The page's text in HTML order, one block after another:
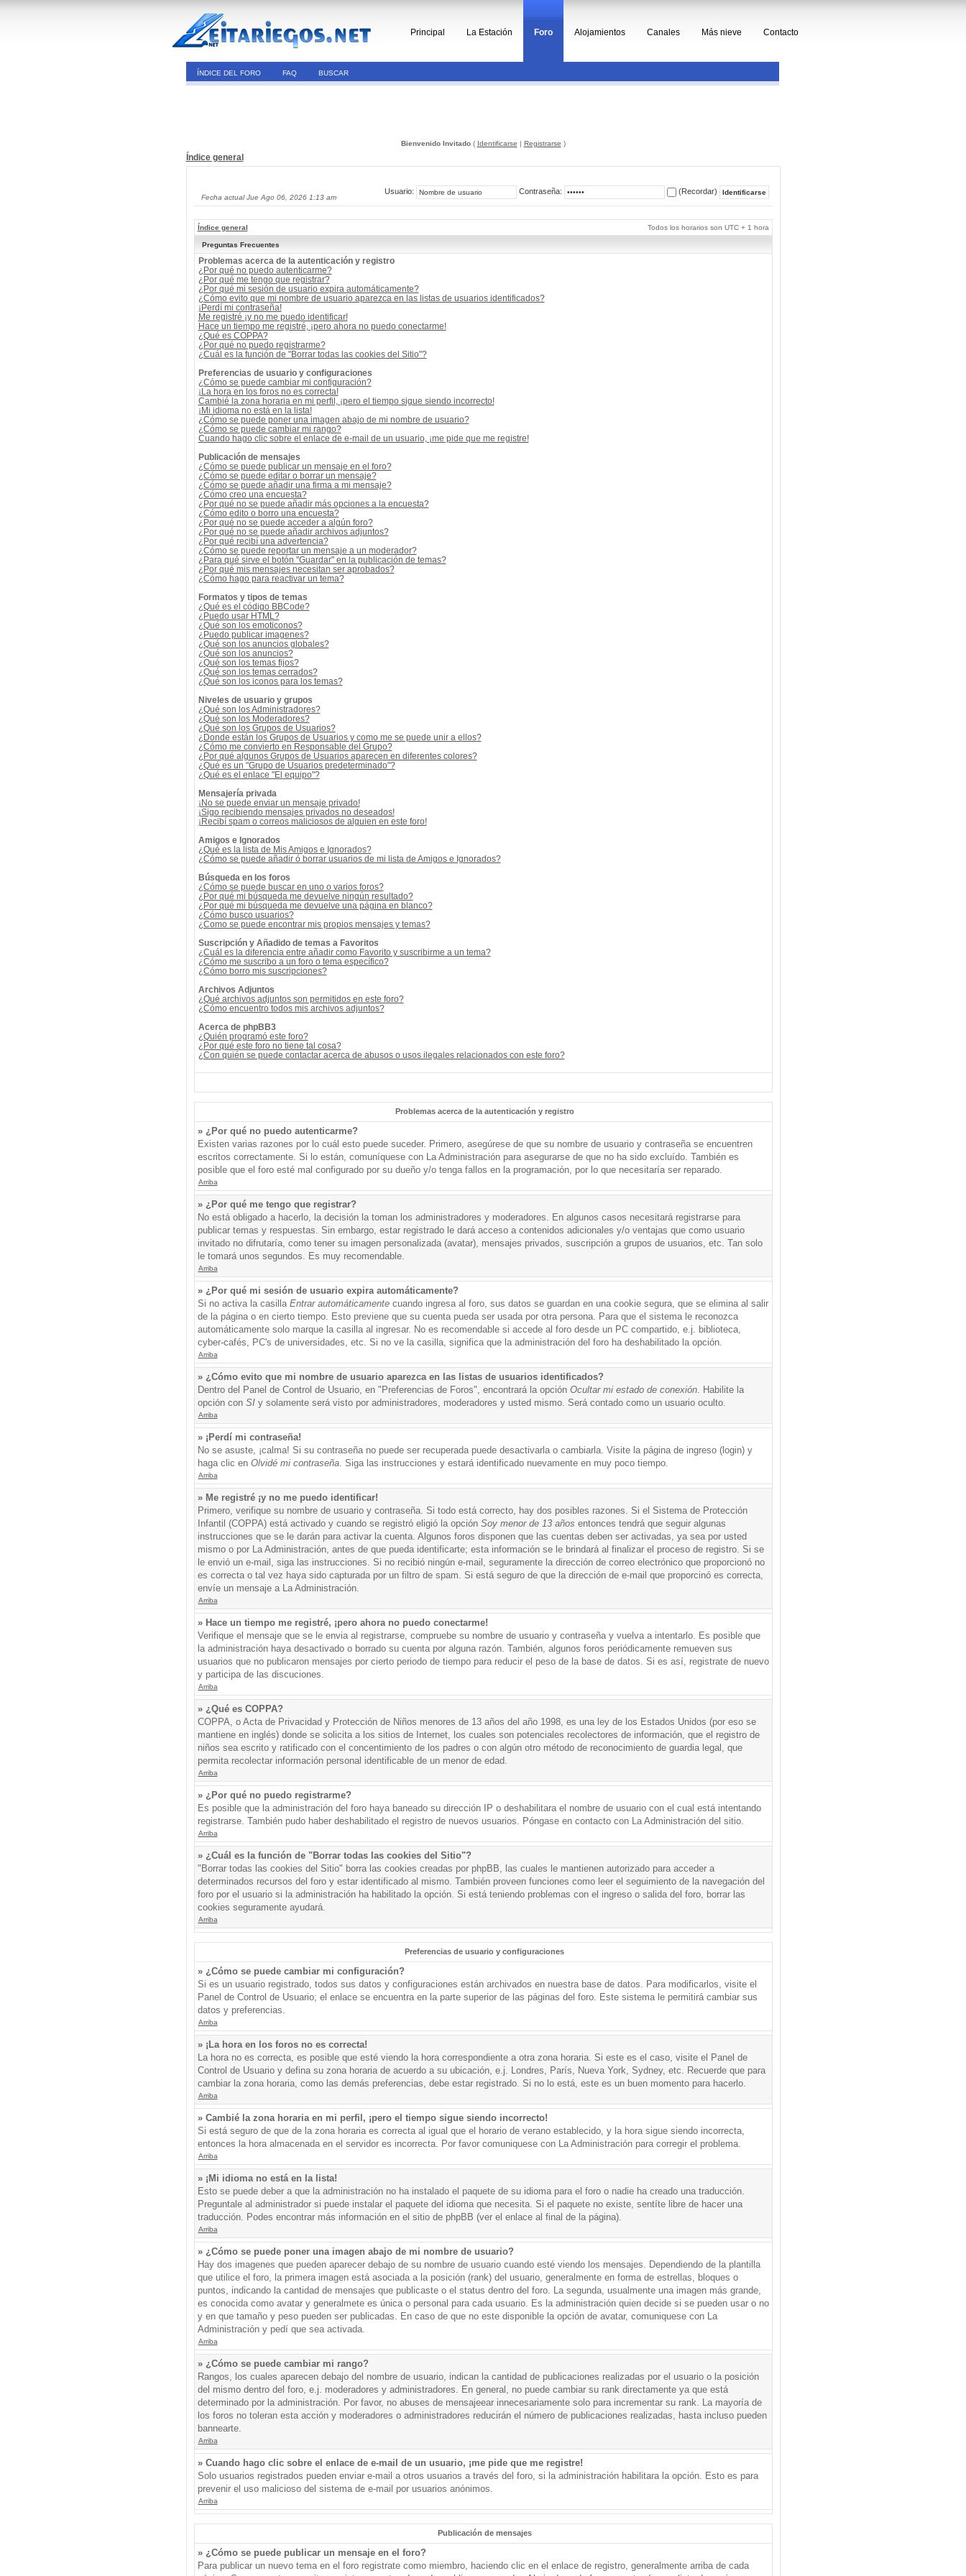
Principal La Estación Foro Alojamientos Canales Más nieve Contacto
ÍNDICE DEL FORO FAQ BUSCAR
Bienvenido Invitado( Identificarse | Registrarse )
Índice general
Fecha actual Jue Ago 06, 2026 1:13 am
Usuario: Contraseña: (Recordar)
Índice general Todos los horarios son UTC + 1 hora
Preguntas Frecuentes
Problemas acerca de la autenticación y registro
¿Por qué no puedo autenticarme?
¿Por qué me tengo que registrar?
¿Por qué mi sesión de usuario expira automáticamente?
¿Cómo evito que mi nombre de usuario aparezca en las listas de usuarios identificados?
¡Perdí mi contraseña!
Me registré ¡y no me puedo identificar!
Hace un tiempo me registré, ¡pero ahora no puedo conectarme!
¿Qué es COPPA?
¿Por qué no puedo registrarme?
¿Cuál es la función de "Borrar todas las cookies del Sitio"?
Preferencias de usuario y configuraciones
¿Cómo se puede cambiar mi configuración?
¡La hora en los foros no es correcta!
Cambié la zona horaria en mi perfil, ¡pero el tiempo sigue siendo incorrecto!
¡Mi idioma no está en la lista!
¿Cómo se puede poner una imagen abajo de mi nombre de usuario?
¿Cómo se puede cambiar mi rango?
Cuando hago clic sobre el enlace de e-mail de un usuario, ¡me pide que me registre!
Publicación de mensajes
¿Cómo se puede publicar un mensaje en el foro?
¿Cómo se puede editar o borrar un mensaje?
¿Cómo se puede añadir una firma a mi mensaje?
¿Cómo creo una encuesta?
¿Por qué no se puede añadir más opciones a la encuesta?
¿Cómo edito o borro una encuesta?
¿Por qué no se puede acceder a algún foro?
¿Por qué no se puede añadir archivos adjuntos?
¿Por qué recibí una advertencia?
¿Cómo se puede reportar un mensaje a un moderador?
¿Para qué sirve el botón "Guardar" en la publicación de temas?
¿Por qué mis mensajes necesitan ser aprobados?
¿Cómo hago para reactivar un tema?
Formatos y tipos de temas
¿Qué es el código BBCode?
¿Puedo usar HTML?
¿Qué son los emoticonos?
¿Puedo publicar imagenes?
¿Qué son los anuncios globales?
¿Qué son los anuncios?
¿Qué son los temas fijos?
¿Qué son los temas cerrados?
¿Qué son los iconos para los temas?
Niveles de usuario y grupos
¿Qué son los Administradores?
¿Qué son los Moderadores?
¿Qué son los Grupos de Usuarios?
¿Donde están los Grupos de Usuarios y como me se puede unir a ellos?
¿Cómo me convierto en Responsable del Grupo?
¿Por qué algunos Grupos de Usuarios aparecen en diferentes colores?
¿Qué es un "Grupo de Usuarios predeterminado"?
¿Qué es el enlace "El equipo"?
Mensajería privada
¡No se puede enviar un mensaje privado!
¡Sigo recibiendo mensajes privados no deseados!
¡Recibí spam o correos maliciosos de alguien en este foro!
Amigos e Ignorados
¿Qué es la lista de Mis Amigos e Ignorados?
¿Cómo se puede añadir ó borrar usuarios de mi lista de Amigos e Ignorados?
Búsqueda en los foros
¿Cómo se puede buscar en uno o varios foros?
¿Por qué mi búsqueda me devuelve ningún resultado?
¿Por qué mi búsqueda me devuelve una página en blanco?
¿Cómo busco usuarios?
¿Como se puede encontrar mis propios mensajes y temas?
Suscripción y Añadido de temas a Favoritos
¿Cuál es la diferencia entre añadir como Favorito y suscribirme a un tema?
¿Cómo me suscribo a un foro o tema específico?
¿Cómo borro mis suscripciones?
Archivos Adjuntos
¿Qué archivos adjuntos son permitidos en este foro?
¿Cómo encuentro todos mis archivos adjuntos?
Acerca de phpBB3
¿Quién programó este foro?
¿Por qué este foro no tiene tal cosa?
¿Con quién se puede contactar acerca de abusos o usos ilegales relacionados con este foro?
Problemas acerca de la autenticación y registro
» ¿Por qué no puedo autenticarme?
Existen varias razones por lo cuál esto puede suceder. Primero, asegúrese de que su nombre de usuario y contraseña se encuentren
escritos correctamente. Si lo están, comuníquese con La Administración para asegurarse de que no ha sido excluído. También es
posible que el foro esté mal configurado por su dueño y/o tenga fallos en la programación, por lo que necesitaría ser reparado.
Arriba
» ¿Por qué me tengo que registrar?
No está obligado a hacerlo, la decisión la toman los administradores y moderadores. En algunos casos necesitará registrarse para
publicar temas y respuestas. Sin embargo, estar registrado le dará acceso a contenidos adicionales y/o ventajas que como usuario
invitado no difrutaría, como tener su imagen personalizada (avatar), mensajes privados, suscripción a grupos de usuarios, etc. Tan solo
le tomará unos segundos. Es muy recomendable.
Arriba
» ¿Por qué mi sesión de usuario expira automáticamente?
Si no activa la casilla Entrar automáticamentecuando ingresa al foro, sus datos se guardan en una cookie segura, que se elimina al salir
de la página o en cierto tiempo. Esto previene que su cuenta pueda ser usada por otra persona. Para que el sistema le reconozca
automáticamente solo marque la casilla al ingresar. No es recomendable si accede al foro desde un PC compartido, e.j. biblioteca,
cyber-cafés, PC's de universidades, etc. Si no ve la casilla, significa que la administración del foro ha deshabilitado la opción.
Arriba
» ¿Cómo evito que mi nombre de usuario aparezca en las listas de usuarios identificados?
Dentro del Panel de Control de Usuario, en "Preferencias de Foros", encontrará la opción Ocultar mi estado de conexión. Habilite la
opción con SIy solamente será visto por administradores, moderadores y usted mismo. Será contado como un usuario oculto.
Arriba
» ¡Perdí mi contraseña!
No se asuste, ¡calma! Si su contraseña no puede ser recuperada puede desactivarla o cambiarla. Visite la página de ingreso (login) y
haga clic en Olvidé mi contraseña. Siga las instrucciones y estará identificado nuevamente en muy poco tiempo.
Arriba
» Me registré ¡y no me puedo identificar!
Primero, verifique su nombre de usuario y contraseña. Si todo está correcto, hay dos posibles razones. Si el Sistema de Protección
Infantil (COPPA) está activado y cuando se registró eligió la opción Soy menor de 13 años entonces tendrá que seguir algunas
instrucciones que se le darán para activar la cuenta. Algunos foros disponen que las cuentas deben ser activadas, ya sea por usted
mismo o por La Administración, antes de que pueda identificarte; esta información se le brindará al finalizar el proceso de registro. Si se
le envió un e-mail, siga las instrucciones. Si no recibió ningún e-mail, seguramente la dirección de correo electrónico que proporcionó no
es correcta o tal vez haya sido capturada por un filtro de spam. Si está seguro de que la dirección de e-mail que proporcinó es correcta,
envíe un mensaje a La Administración.
Arriba
» Hace un tiempo me registré, ¡pero ahora no puedo conectarme!
Verifique el mensaje que se le envia al registrarse, compruebe su nombre de usuario y contraseña y vuelva a intentarlo. Es posible que
la administración haya desactivado o borrado su cuenta por alguna razón. También, algunos foros periódicamente remueven sus
usuarios que no publicaron mensajes por cierto periodo de tiempo para reducir el peso de la base de datos. Si es así, registrate de nuevo
y participa de las discuciones.
Arriba
» ¿Qué es COPPA?
COPPA, o Acta de Privacidad y Protección de Niños menores de 13 años del año 1998, es una ley de los Estados Unidos (por eso se
mantiene en inglés) donde se solicita a los sitios de Internet, los cuales son potenciales recolectores de información, que el registro de
niños sea escrito y ratificado con el concentimiento de los padres o con algún otro método de reconocimiento de guardia legal, que
permita recolectar información personal identificable de un menor de edad.
Arriba
» ¿Por qué no puedo registrarme?
Es posible que la administración del foro haya baneado su dirección IP o deshabilitara el nombre de usuario con el cual está intentando
registrarse. También pudo haber deshabilitado el registro de nuevos usuarios. Póngase en contacto con La Administración del sitio.
Arriba
» ¿Cuál es la función de "Borrar todas las cookies del Sitio"?
"Borrar todas las cookies del Sitio" borra las cookies creadas por phpBB, las cuales le mantienen autorizado para acceder a
determinados recursos del foro y estar identificado al mismo. También proveen funciones como leer el seguimiento de la navegación del
foro por el usuario si la administración ha habilitado la opción. Si está teniendo problemas con el ingreso o salida del foro, borrar las
cookies seguramente ayudará.
Arriba
Preferencias de usuario y configuraciones
» ¿Cómo se puede cambiar mi configuración?
Si es un usuario registrado, todos sus datos y configuraciones están archivados en nuestra base de datos. Para modificarlos, visite el
Panel de Control de Usuario; el enlace se encuentra en la parte superior de las páginas del foro. Este sistema le permitirá cambiar sus
datos y preferencias.
Arriba
» ¡La hora en los foros no es correcta!
La hora no es correcta, es posible que esté viendo la hora correspondiente a otra zona horaria. Si este es el caso, visite el Panel de
Control de Usuario y defina su zona horaria de acuerdo a su ubicación, e.j. Londres, París, Nueva York, Sydney, etc. Recuerde que para
cambiar la zona horaria, como las demás preferencias, debe estar registrado. Si no lo está, este es un buen momento para hacerlo.
Arriba
» Cambié la zona horaria en mi perfil, ¡pero el tiempo sigue siendo incorrecto!
Si está seguro de que de la zona horaria es correcta al igual que el horario de verano establecido, y la hora sigue siendo incorrecta,
entonces la hora almacenada en el servidor es incorrecta. Por favor comuniquese con La Administración para corregir el problema.
Arriba
» ¡Mi idioma no está en la lista!
Esto se puede deber a que la administración no ha instalado el paquete de su idioma para el foro o nadie ha creado una traducción.
Preguntale al administrador si puede instalar el paquete del idioma que necesita. Si el paquete no existe, sentíte libre de hacer una
traducción. Podes encontrar más información en el sitio de phpBB (ver el enlace al final de la página).
Arriba
» ¿Cómo se puede poner una imagen abajo de mi nombre de usuario?
Hay dos imagenes que pueden aparecer debajo de su nombre de usuario cuando esté viendo los mensajes. Dependiendo de la plantilla
que utilice el foro, la primera imagen está asociada a la posición (rank) del usuario, generalmente en forma de estrellas, bloques o
puntos, indicando la cantidad de mensajes que publicaste o el status dentro del foro. La segunda, usualmente una imagen más grande,
es conocida como avatar y generalmete es única o personal para cada usuario. Es la administración quien decide si se pueden usar o no
y en que tamaño y peso pueden ser publicadas. En caso de que no este disponible la opción de avatar, comuniquese con La
Administración y pedí que sea activada.
Arriba
» ¿Cómo se puede cambiar mi rango?
Rangos, los cuales aparecen debajo del nombre de usuario, indican la cantidad de publicaciones realizadas por el usuario o la posición
del mismo dentro del foro, e.j. moderadores y administradores. En general, no puede cambiar su rank directamente ya que está
determinado por la administración. Por favor, no abuses de mensajeear innecesariamente solo para incrementar su rank. La mayoría de
los foros no toleran esta acción y moderadores o administradores reducirán el número de publicaciones realizadas, hasta incluso pueden
bannearte.
Arriba
» Cuando hago clic sobre el enlace de e-mail de un usuario, ¡me pide que me registre!
Solo usuarios registrados pueden enviar e-mail a otros usuarios a través del foro, si la administración habilitara la opción. Esto es para
prevenir el uso malicioso del sistema de e-mail por usuarios anónimos.
Arriba
Publicación de mensajes
» ¿Cómo se puede publicar un mensaje en el foro?
Para publicar un nuevo tema en el foro registrate como miembro, haciendo clic en el enlace de registro, generalmente arriba de cada